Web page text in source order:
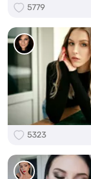
5779
5323